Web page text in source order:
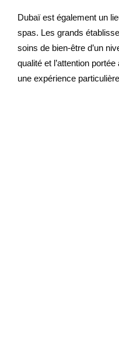
Dubaï est également un
spas. Les grands
soins de bien-être d’un
qualité et l’attention
une expérience